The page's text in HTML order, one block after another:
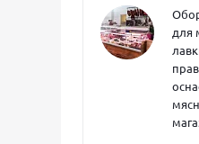
для